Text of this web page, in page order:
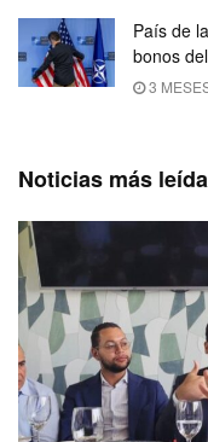
País de
bonos
3
Noticias más